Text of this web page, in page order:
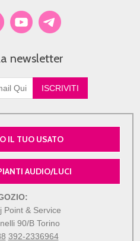
newsletter
IL TUO USATO
AUDIO/LUCI
Point & Service
90/B Torino
392-2336964